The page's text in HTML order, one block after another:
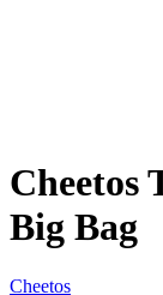
Cheetos
Big Bag
Cheetos